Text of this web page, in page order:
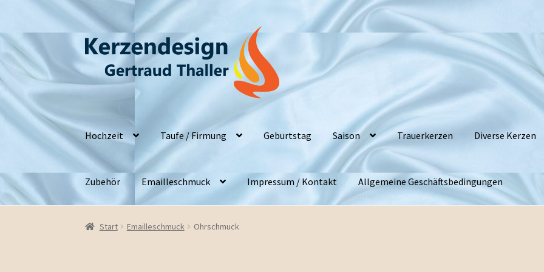
Zur
Navigation
springen
Zum
Inhalt
springen
Hochzeit Taufe / Firmung Geburtstag Saison Trauerkerzen Diverse Kerzen
Zubehör Emailleschmuck Impressum / Kontakt Allgemeine Geschäftsbedingungen
Start Emailleschmuck Ohrschmuck